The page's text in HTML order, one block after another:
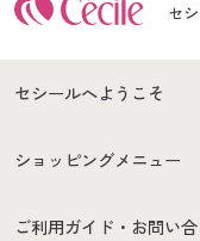
セ
セシールへようこそ
はじめての方へ
セシールご利用規約
ショッピングメニュー
商品カテゴリ
ご利用ガイド・お問い